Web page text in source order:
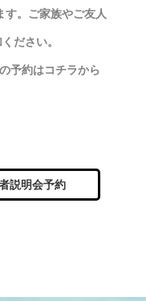
す。ご家族やご友人
ださい。
予約はコチラから
説明会予約